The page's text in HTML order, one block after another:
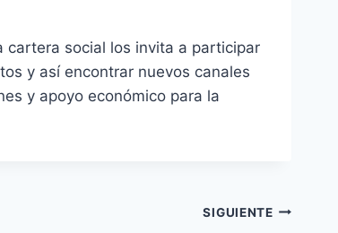
cartera social los invita a participar
y así encontrar nuevos canales
y apoyo económico para la
SIGUIENTE